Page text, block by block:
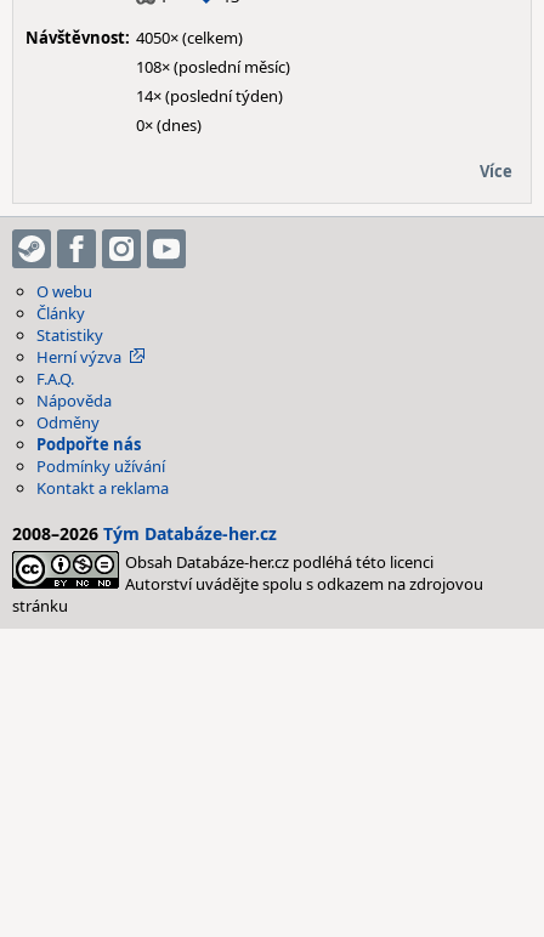
Návštěvnost: 4050× (celkem)
108× (poslední měsíc)
14× (poslední týden)
0× (dnes)
Více
O webu
Články
Statistiky
Herní výzva
F.A.Q.
Nápověda
Odměny
Podpořte nás
Podmínky užívání
Kontakt a reklama
2008–2026 Tým Databáze-her.cz
Obsah Databáze-her.cz podléhá této licenci
Autorství uvádějte spolu s odkazem na zdrojovou
stránku